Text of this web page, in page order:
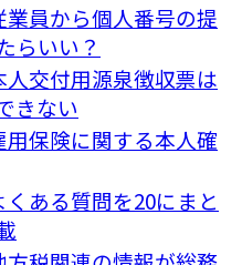
員から個人番号の提
らいい？
交付用源泉徴収票は
きない
保険に関する本人確
ある質問を20にまと